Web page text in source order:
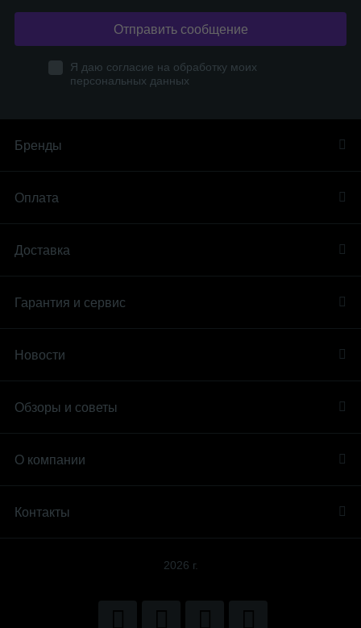
Отправить сообщение
Я даю согласие на обработку моих
персональных данных
Бренды
Оплата
Доставка
Гарантия и сервис
Новости
Обзоры и советы
О компании
Контакты
2026 г.